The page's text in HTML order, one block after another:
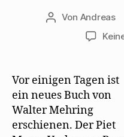
Beitragsautor
Von Andreas
Vor einigen Tagen ist
ein neues Buch von
Walter Mehring
erschienen. Der Piet